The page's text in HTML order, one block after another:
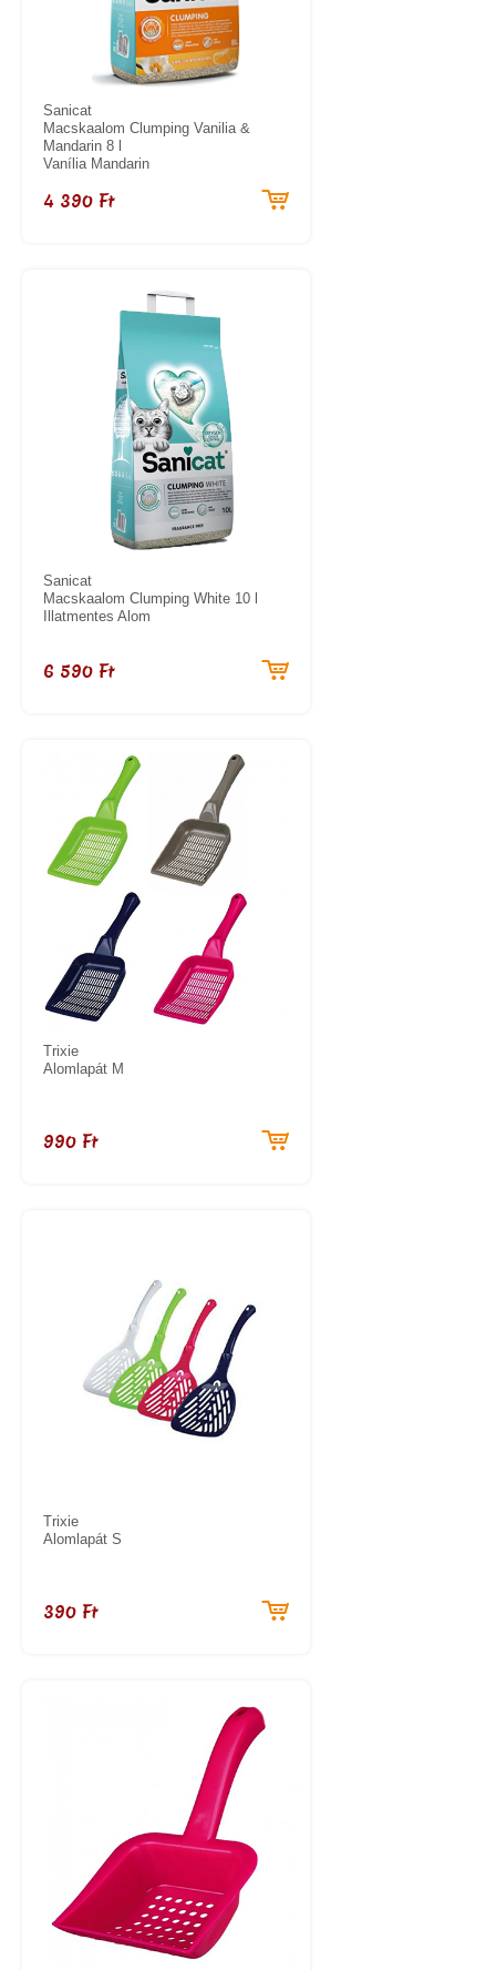
Sanicat
Macskaalom Clumping Vanilia &
Mandarin 8 l
Vanília Mandarin
4 390 Ft
Sanicat
Macskaalom Clumping White 10 l
Illatmentes Alom
6 590 Ft
Trixie
Alomlapát M
990 Ft
Trixie
Alomlapát S
390 Ft